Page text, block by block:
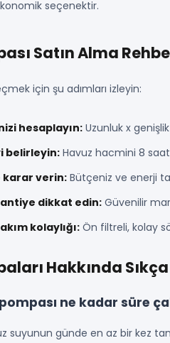
seçenektir.
Satın Alma
için şu adımları izleyin:
hesaplayın:Uzunluk x
belirleyin: Havuz hacmini 8
karar verin: Bütçeniz ve enerji
dikkat edin: Güvenilir
kolaylığı:Ön filtreli, kolay
Hakkında
ne kadar süre
suyunun günde en az bir kez